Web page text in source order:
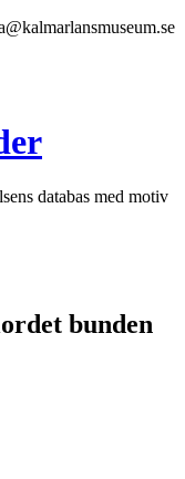
databas med motiv
bunden